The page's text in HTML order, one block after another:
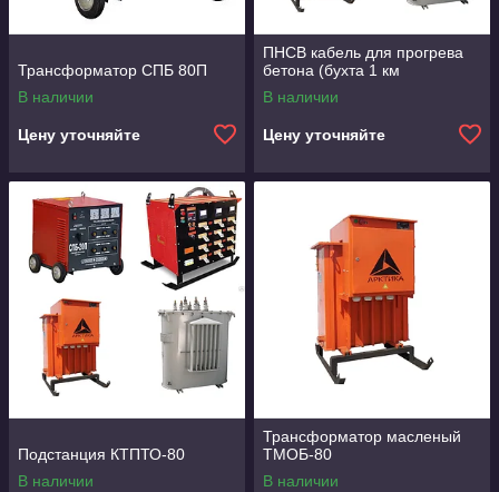
Трансформатор СПБ 80П
В наличии
Цену уточняйте
ПНСВ кабель для прогрева
бетона (бухта 1 км
В наличии
Цену уточняйте
Подстанция КТПТО-80
В наличии
Трансформатор масленый
ТМОБ-80
В наличии